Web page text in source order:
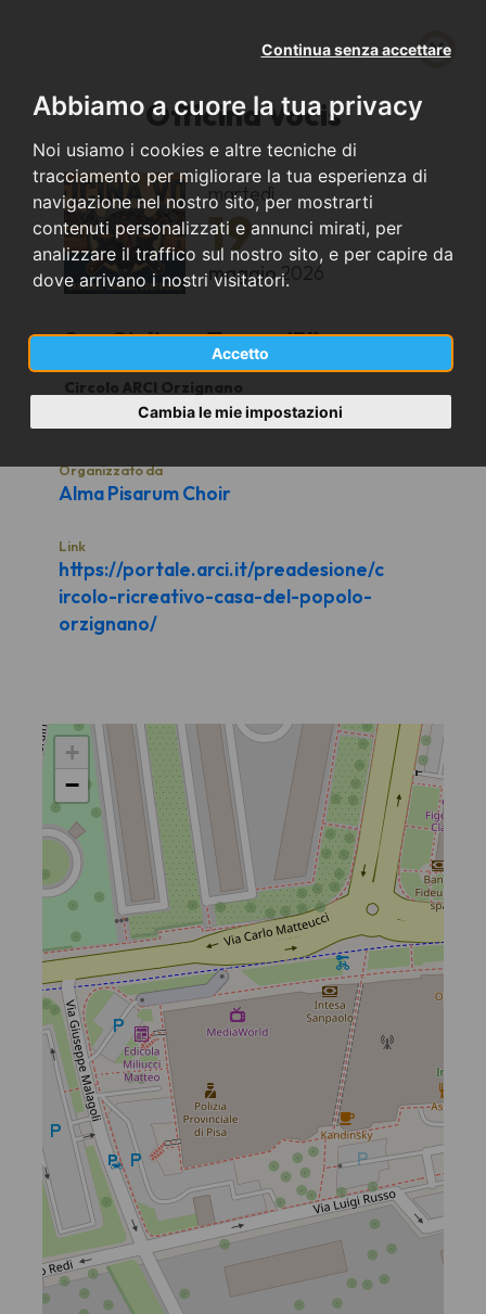
Abbiamo a cuore la tua privacy
Noi usiamo i cookies e altre tecniche di
tracciamento per migliorare la tua esperienza di
navigazione nel nostro sito, per mostrarti
contenuti personalizzati e annunci mirati, per
analizzare il traffico sul nostro sito, e per capire da
dove arrivano i nostri visitatori.
Accetto
Continua senza accettare
Cambia le mie impostazioni
Officina Vocis
martedì
19
maggio2026
San Giuliano Terme (PI)
Circolo ARCI Orzignano
Organizzato da
Alma Pisarum Choir
Link
https://portale.arci.it/preadesione/c
ircolo-ricreativo-casa-del-popolo-
orzignano/
+
−